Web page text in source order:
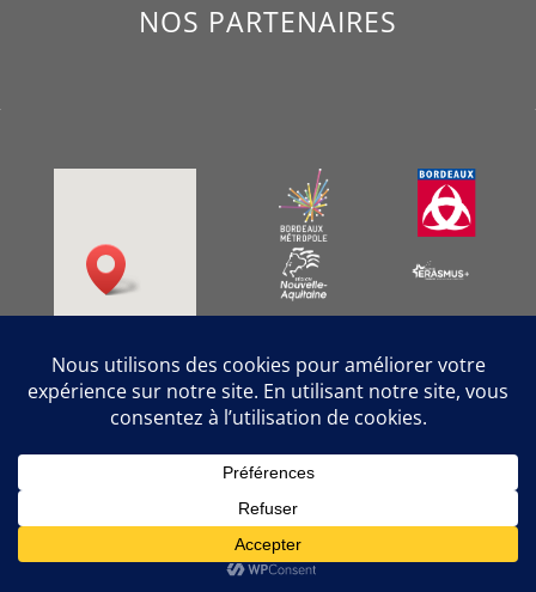
NOS PARTENAIRES